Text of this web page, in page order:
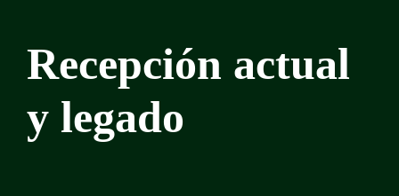
Recepción actual
y legado